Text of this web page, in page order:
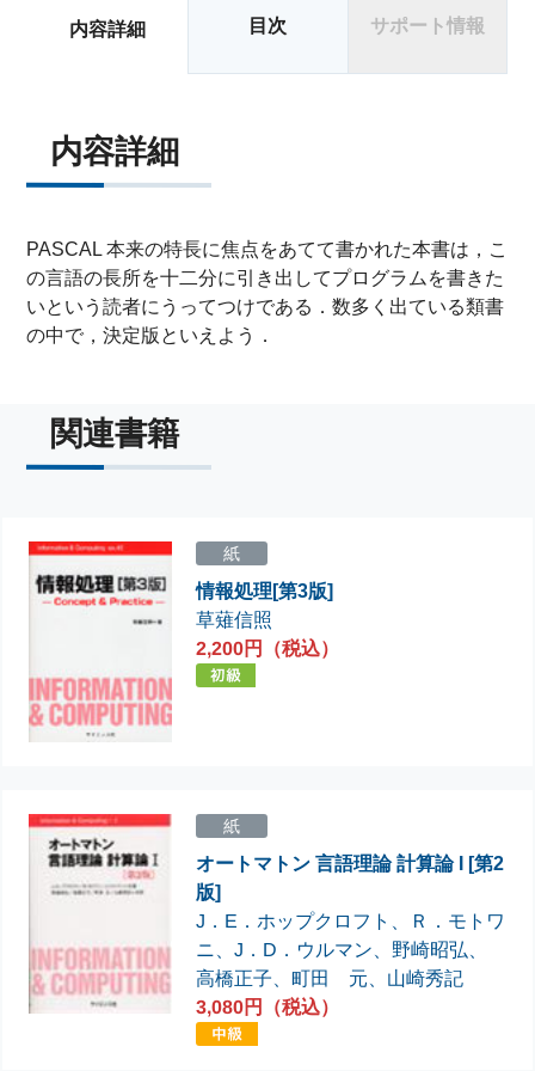
内容詳細 目次 サポート情報
内容詳細
PASCAL 本来の特長に焦点をあてて書かれた本書は，こ
の言語の長所を十二分に引き出してプログラムを書きた
いという読者にうってつけである．数多く出ている類書
の中で，決定版といえよう．
関連書籍
紙
情報処理[第3版]
草薙信照
2,200円（税込）
紙
オートマトン 言語理論 計算論 I [第2
版]
J．E．ホップクロフト Ｒ．モトワ
ニ 、J．D．ウルマン 野崎昭弘
高橋正子 、町田 元 山崎秀記
3,080円（税込）